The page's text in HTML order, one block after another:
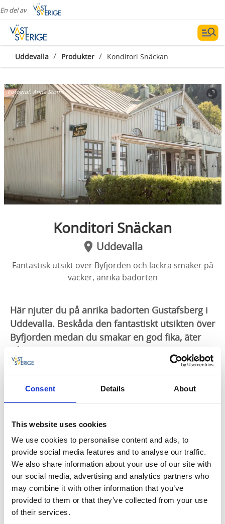
Consent Details About
This website uses cookies
We use cookies to personalise content and ads, to
provide social media features and to analyse our traffic.
We also share information about your use of our site with
our social media, advertising and analytics partners who
may combine it with other information that you’ve
provided to them or that they’ve collected from your use
of their services.
En del av
Uddevalla / Produkter / Konditori Snäckan
Fotograf:Anna Storm
Konditori Snäckan
Uddevalla
Fantastisk utsikt över Byfjorden och läckra smaker på
vacker, anrika badorten
Här njuter du på anrika badorten Gustafsberg i
Uddevalla. Beskåda den fantastiskt utsikten över
Byfjorden medan du smakar en god fika, äter
något lätt eller intar en trerättersmiddag - här
finns något för alla!
Konditori Snäckan ligger på Gustafsberg - Sveriges
pensionatsliknande bostadshus åt långväga besökare
som åkte hit för att bada i varm- eller kallbadhuset,
men även för att dricka brunn - man trodde nämligen
att vattnet här var hälsobringande. Brunsvattnet är
fortfarande drickbart och kanske vågar du smaka?
Förutom hälsobringande vatten kan du på Konditori
Snäckan njuta av en god fika, en lättare räksmörgås
eller varför inte en trerättersmiddag? Lika väl förr